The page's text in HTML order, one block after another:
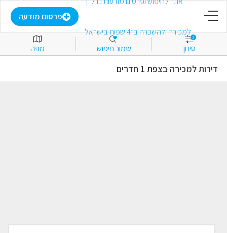
פרסום מודעה
פרסום מודעה
מסחרי
2
סינון שמור חיפוש מפה
דירות למכירה בצפת 1 חדרים